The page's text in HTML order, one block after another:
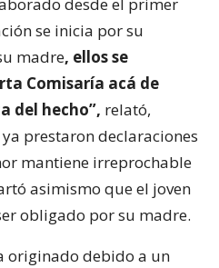
desde el primer
se inicia por su
madre, ellos se
Comisaría acá de
del hecho”, relató,
prestaron declaraciones
mantiene irreprochable
asimismo que el joven
obligado por su madre.
originado debido a un